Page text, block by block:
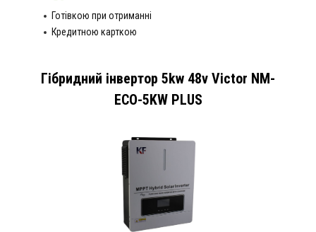
Готівкою при отриманні
Кредитною карткою
Гібридний інвертор 5kw 48v Victor NM-
ECO-5KW PLUS